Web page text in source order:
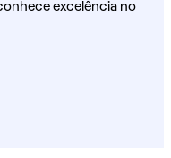
excelência no